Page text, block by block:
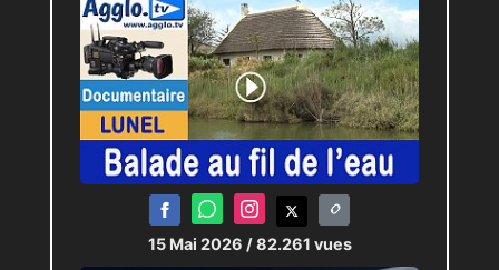
15 Mai 2026 / 82.261 vues